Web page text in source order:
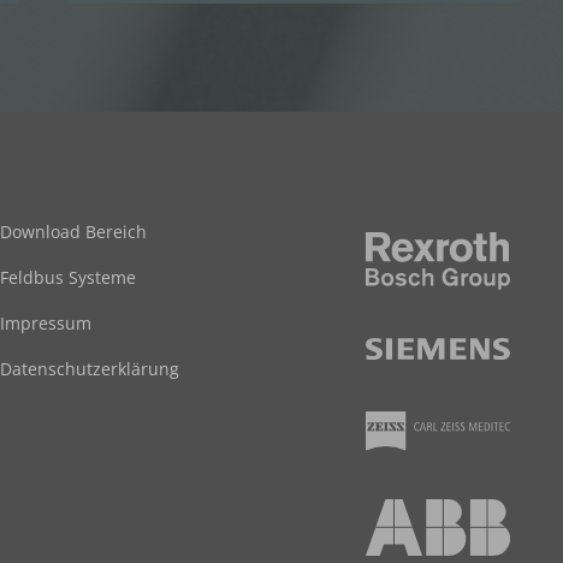
Download Bereich
Feldbus Systeme
Impressum
Datenschutzerklärung